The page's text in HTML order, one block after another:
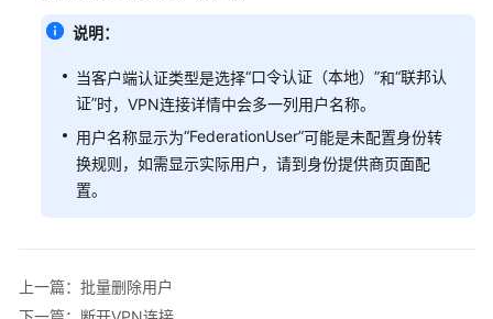
用
云
业
说明：
当客户端认证类型是选择“口令认证（本地）”和“联邦认
证”时，VPN连接详情中会多一列用户名称。
用户名称显示为“FederationUser”可能是未配置身份转
换规则，如需显示实际用户，请到身份提供商页面配
置。
上一篇：批量删除用户